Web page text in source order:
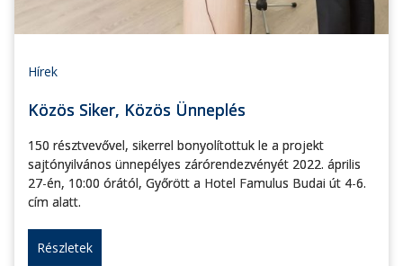
Hírek
Közös Siker, Közös Ünneplés
150 résztvevővel, sikerrel bonyolítottuk le a projekt
sajtónyilvános ünnepélyes zárórendezvényét 2022. április
27-én, 10:00 órától, Győrött a Hotel Famulus Budai út 4-6.
cím alatt.
Részletek